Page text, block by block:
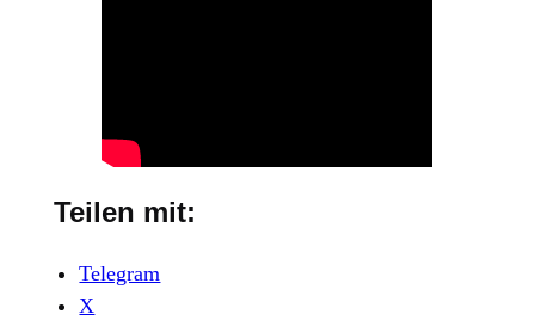
Teilen mit:
Telegram
X